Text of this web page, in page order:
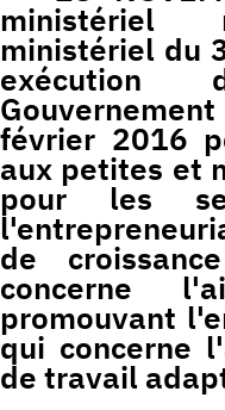
ministériel
ministériel du
février 2016
aux petites et
pour les
de
concerne
promouvant
qui concerne
de travail